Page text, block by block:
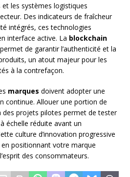
les systèmes logistiques
Des indicateurs de fraîcheur
intégrés, ces technologies
interface active. La blockchain
de garantir l’authenticité et la
un atout majeur pour les
à la contrefaçon.
marques doivent adopter une
continue. Allouer une portion de
projets pilotes permet de tester
échelle réduite avant un
culture d’innovation progressive
positionnant votre marque
des consommateurs.